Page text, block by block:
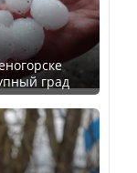
США
град